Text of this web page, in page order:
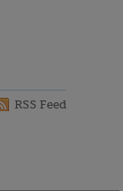
RSS Feed